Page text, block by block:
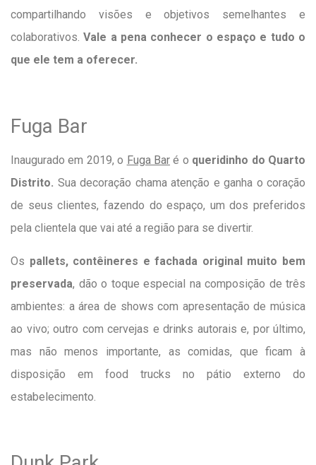
compartilhando visões e objetivos semelhantes e
colaborativos.Vale a pena conhecer o espaço e tudo o
que ele tem a oferecer.
Fuga Bar
Inaugurado em 2019, o Fuga Bar é o queridinho do Quarto
Distrito. Sua decoração chama atenção e ganha o coração
de seus clientes, fazendo do espaço, um dos preferidos
pela clientela que vai até a região para se divertir.
Os pallets, contêineres e fachada original muito bem
preservada, dão o toque especial na composição de três
ambientes: a área de shows com apresentação de música
ao vivo; outro com cervejas e drinks autorais e, por último,
mas não menos importante, as comidas, que ficam à
disposição em food trucks no pátio externo do
estabelecimento.